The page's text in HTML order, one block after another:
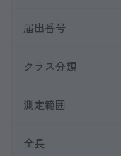
届出番号
クラス分類
測定範囲
全長